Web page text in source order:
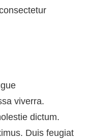
viverra.
dictum.
Duis feugiat